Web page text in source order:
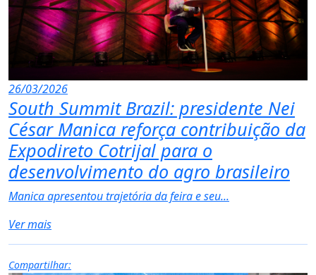
26/03/2026
South Summit Brazil: presidente Nei
César Manica reforça contribuição da
Expodireto Cotrijal para o
desenvolvimento do agro brasileiro
Manica apresentou trajetória da feira e seu...
Ver mais
Compartilhar: